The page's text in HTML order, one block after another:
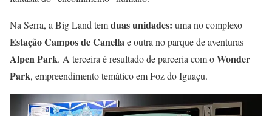
Na Serra, a Big Land temduas unidades: uma no complexo
Estação Campos de Canellae outra no parque de aventuras
Alpen Park. A terceira é resultado de parceria com oWonder
Park, empreendimento temático em Foz do Iguaçu.